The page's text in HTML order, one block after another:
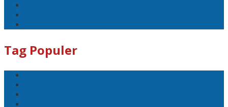
Tag Populer